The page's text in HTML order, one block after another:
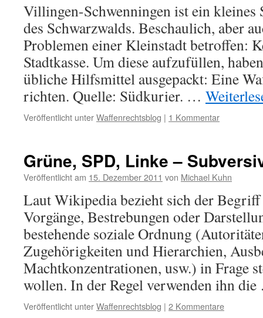
Villingen-Schwenningen ist ein kleines
des Schwarzwalds. Beschaulich, aber
Problemen einer Kleinstadt betroffen:
Stadtkasse. Um diese aufzufüllen,
übliche Hilfsmittel ausgepackt: Eine
richten. Quelle: Südkurier. …
Veröffentlicht unterWaffenrechtsblog | 1 Kommentar
Grüne, SPD, Linke –
Veröffentlicht am 15. Dezember 2011 von Michael Kuhn
Laut Wikipedia bezieht sich der
Vorgänge, Bestrebungen oder
bestehende soziale Ordnung
Zugehörigkeiten und Hierarchien,
Machtkonzentrationen, usw.) in Frage
wollen. In der Regel verwenden ihn
Veröffentlicht unterWaffenrechtsblog | 2 Kommentare